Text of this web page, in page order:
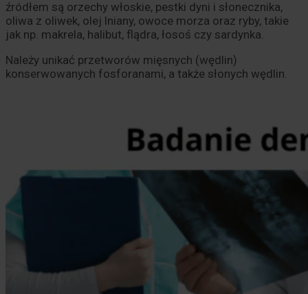
źródłem są orzechy włoskie, pestki dyni i słonecznika,
oliwa z oliwek, olej lniany, owoce morza oraz ryby, takie
jak np. makrela, halibut, flądra, łosoś czy sardynka.
Należy unikać przetworów mięsnych (wędlin)
konserwowanych fosforanami, a także słonych wędlin.